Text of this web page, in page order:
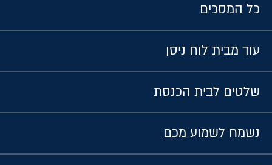
כל המסכים
עוד מבית לוח ניסן
שלטים לבית הכנסת
נשמח לשמוע מכם